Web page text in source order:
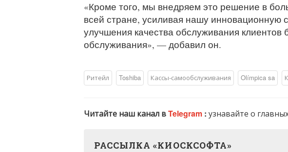
«Кроме того, мы внедряем это решение в
всей стране, усиливая нашу инновационную
улучшения качества обслуживания клиентов
обслуживания», — добавил он.
Ритейл Toshiba Кассы-самообслуживания Olímpica sa
Читайте наш канал вTelegram : узнавайте о
РАССЫЛКА «КИОСКСОФТА»